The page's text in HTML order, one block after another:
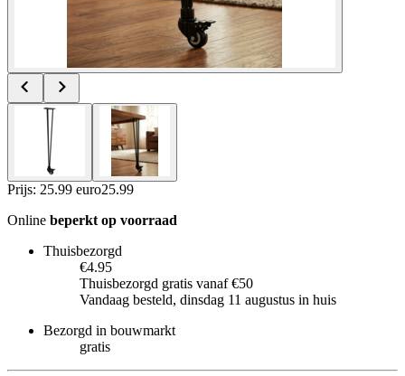
Prijs: 25.99 euro25.99
Online beperkt op voorraad
Thuisbezorgd
€4.95
Thuisbezorgd gratis vanaf €50
Vandaag besteld, dinsdag 11 augustus in huis
Bezorgd in bouwmarkt
gratis